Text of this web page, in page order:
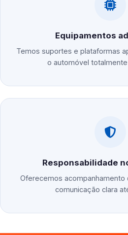
Equipamentos
Temos suportes e plataformas
o automóvel
Responsabilidade
Oferecemos
comunicação clara